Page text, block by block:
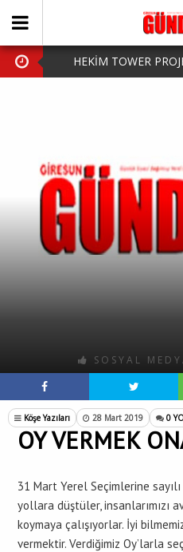
HEKİM TOWER
HARUN CİCİ:
SOSYAL
Köşe Yazıları 28 Mart 2019 0
OY VERMEK
31 Mart Yerel Seçimlerine
yollara düştüler, insanlarımızı
koymaya çalışıyorlar. İyi
vermektir. Verdiğimiz Oy’larla